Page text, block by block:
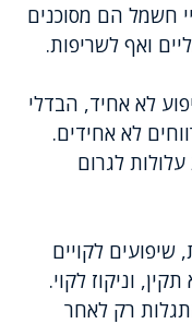
חשמל הם מסוכנים
ואף לשריפות.
לא אחיד, הבדלי
לא אחידים.
לגרום
שיפועים לקויים
וניקוז לקוי.
רק לאחר